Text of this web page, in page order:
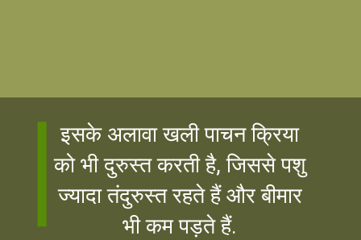
इसके अलावा खली पाचन क्रिया
को भी दुरुस्त करती है, जिससे पशु
ज्यादा तंदुरुस्त रहते हैं और बीमार